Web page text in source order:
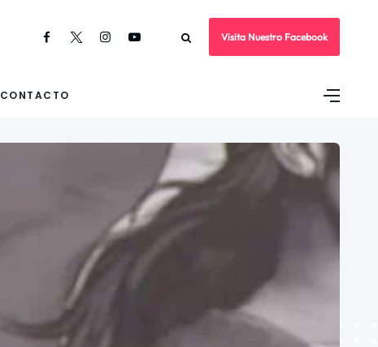
Visita Nuestro Facebook
CONTACTO